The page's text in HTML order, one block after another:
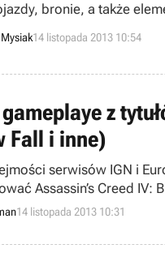
bronie, a także
14 listopada 2013 10:54
z
Fall i inne)
serwisów IGN i
Assassin’s Creed IV:
14 listopada 2013 10:31